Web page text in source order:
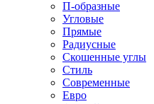
П-образные
Угловые
Прямые
Радиусные
Скошенные углы
Стиль
Современные
Евро